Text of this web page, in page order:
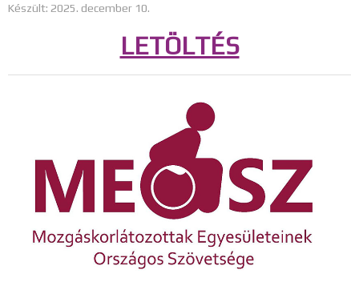
Készült: 2025. december 10.
LETÖLTÉS